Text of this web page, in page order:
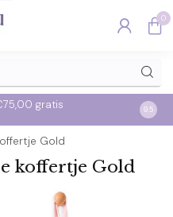
0
gratis Op
9.5
Gold
koffertje Gold